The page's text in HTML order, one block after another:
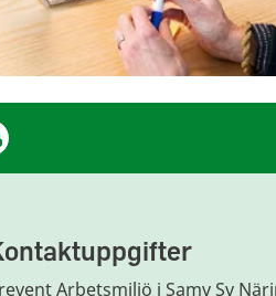
Arbetsmiljö i Samv Sv